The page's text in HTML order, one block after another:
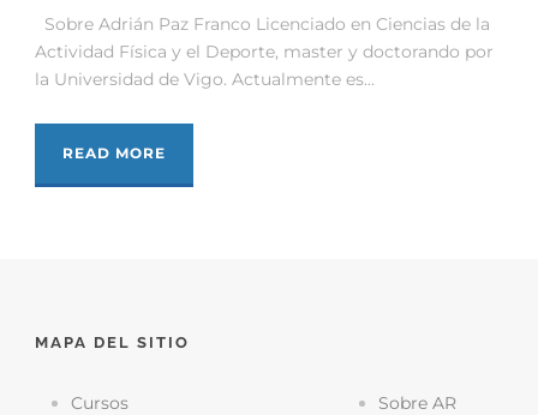
Sobre Adrián Paz Franco Licenciado en Ciencias de la
Actividad Física y el Deporte, master y doctorando por
la Universidad de Vigo. Actualmente es...
READ MORE
MAPA DEL SITIO
Cursos
Sobre AR